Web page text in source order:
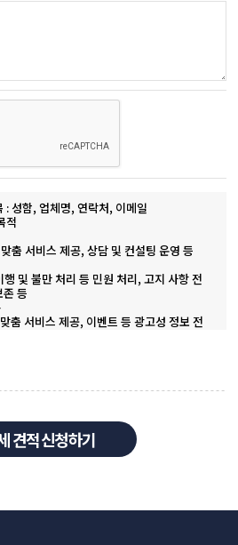
: 성함, 업체명, 연락처, 이메일
적
춤 서비스 제공, 상담 및 컨설팅 운영 등
및 불만 처리 등 민원 처리, 고지 사항 전
등
춤 서비스 제공, 이벤트 등 광고성 정보 전
한 기록
서의 소비자보호에 관한 법률
리에 관한 기록
견적 신청하기